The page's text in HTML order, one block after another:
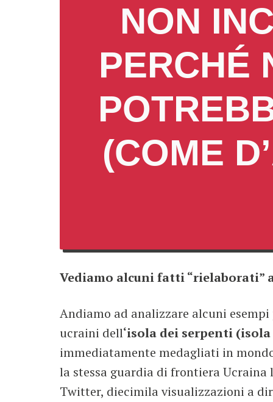
NON
PERCHÉ
(COME
Vediamo alcuni fatti “rielaborati”
Andiamo ad analizzare alcuni
ucraini dell‘isola dei serpenti
immediatamente medagliati in
la stessa guardia di frontiera
Twitter, diecimila visualizzazioni a